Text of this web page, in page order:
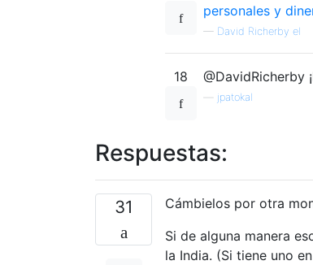
personales y
— David Richerby el
18 @DavidRicherby
jpatokal
Respuestas:
31
Cámbielos por otra
Si de alguna manera
la India. (Si tiene uno